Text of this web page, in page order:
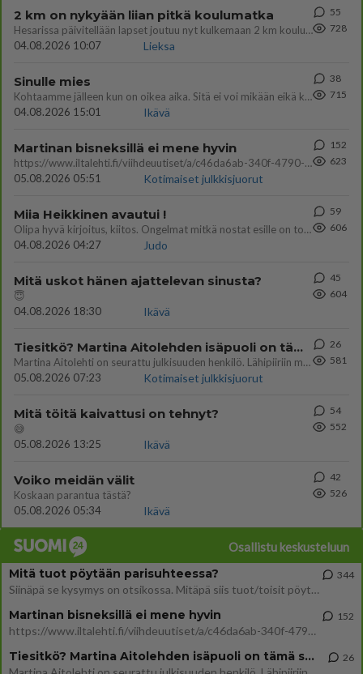
2 km on nykyään liian pitkä koulumatka
Hesarissa päivitellään lapset joutuu nyt kulkemaan 2 km kouluun jösses. Ruostefillarilla tuo matka menee vaikka miten äk
04.08.2026 10:07
Lieksa
55
728
Sinulle mies
Kohtaamme jälleen kun on oikea aika. Sitä ei voi mikään eikä kukaan estää <3 <3
04.08.2026 15:01
Ikävä
38
715
Martinan bisneksillä ei mene hyvin
https://www.iltalehti.fi/viihdeuutiset/a/c46da6ab-340f-4790-aaa7-0865eed2336 Yrityksen konkurssihakemus on tullut kärä
05.08.2026 05:51
Kotimaiset julkkisjuorut
152
623
Miia Heikkinen avautui !
Olipa hyvä kirjoitus, kiitos. Ongelmat mitkä nostat esille on todellisia ja tämä ylimielisyys totta ja se näkyy kaikessa
04.08.2026 04:27
Judo
59
606
Mitä uskot hänen ajattelevan sinusta?
😇
04.08.2026 18:30
Ikävä
45
604
Tiesitkö? Martina Aitolehden isäpuoli on tämä suosittu laulaja
Martina Aitolehti on seurattu julkisuuden henkilö. Lähipiiriin mahtuu muitakin tunnettuja henkilöitä. Tiesitkö, että Ma
05.08.2026 07:23
Kotimaiset julkkisjuorut
26
581
Mitä töitä kaivattusi on tehnyt?
😅
05.08.2026 13:25
Ikävä
54
552
Voiko meidän välit
Koskaan parantua tästä?
05.08.2026 05:34
Ikävä
42
526
Osallistu keskusteluun
Mitä tuot pöytään parisuhteessa?
Siinäpä se kysymys on otsikossa. Mitäpä siis tuot/toisit pöytään parisuhteessa? Oletko mies vai nainen? Koetko sen mitä
344
Martinan bisneksillä ei mene hyvin
https://www.iltalehti.fi/viihdeuutiset/a/c46da6ab-340f-4790-aaa7-0865eed2336 Yrityksen konkurssihakemus on tullut kärä
152
Tiesitkö? Martina Aitolehden isäpuoli on tämä suosittu laulaja 26